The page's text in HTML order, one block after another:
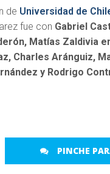
de Universidad de
fue con Gabriel
Matías Zaldivia
Charles Aránguiz,
y Rodrigo
PINCHE